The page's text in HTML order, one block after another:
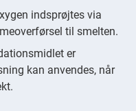
indsprøjtes via
til smelten.
er
kan anvendes, når